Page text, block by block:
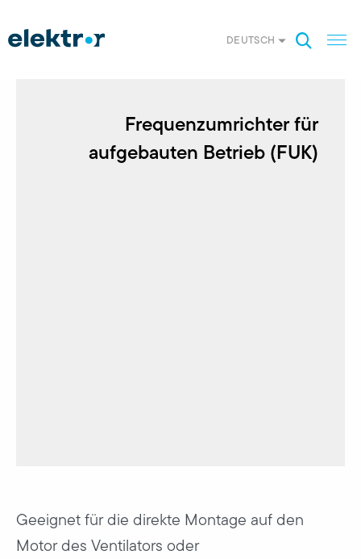
DEUTSCH
Frequenz­umrichter für
aufgebauten Betrieb (FUK)
Geeignet für die direkte Montage auf den
Motor des Ventilators oder